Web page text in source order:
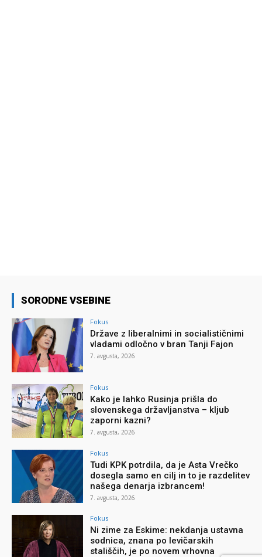
SORODNE VSEBINE
Fokus
Države z liberalnimi in socialističnimi
vladami odločno v bran Tanji Fajon
7. avgusta, 2026
Fokus
Kako je lahko Rusinja prišla do
slovenskega državljanstva – kljub
zaporni kazni?
7. avgusta, 2026
Fokus
Tudi KPK potrdila, da je Asta Vrečko
dosegla samo en cilj in to je razdelitev
našega denarja izbrancem!
7. avgusta, 2026
Fokus
Ni zime za Eskime: nekdanja ustavna
sodnica, znana po levičarskih
stališčih, je po novem vrhovna